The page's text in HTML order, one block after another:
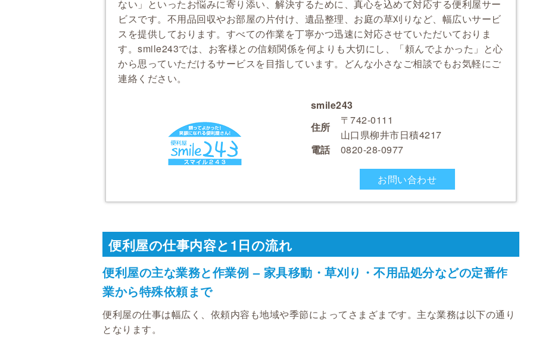
ない」といったお悩みに寄り添い、解決するために、真心を込めて対応する便利屋サー
ビスです。不用品回収やお部屋の片付け、遺品整理、お庭の草刈りなど、幅広いサービ
スを提供しております。すべての作業を丁寧かつ迅速に対応させていただいておりま
す。smile243では、お客様との信頼関係を何よりも大切にし、「頼んでよかった」と心
から思っていただけるサービスを目指しています。どんな小さなご相談でもお気軽にご
連絡ください。
smile243
住所
〒742-0111
山口県柳井市日積4217
電話
0820-28-0977
お問い合わせ
便利屋の仕事内容と1日の流れ
便利屋の主な業務と作業例 – 家具移動・草刈り・不用品処分などの定番作
業から特殊依頼まで
便利屋の仕事は幅広く、依頼内容も地域や季節によってさまざまです。主な業務は以下の通り
となります。